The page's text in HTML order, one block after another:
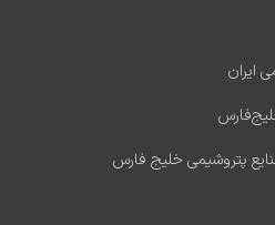
ایران
پتروشیمی خلیج فارس